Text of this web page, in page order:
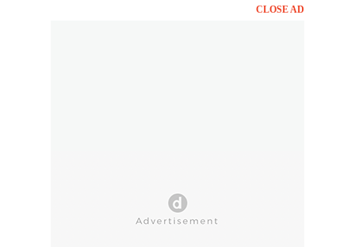
CLOSE AD